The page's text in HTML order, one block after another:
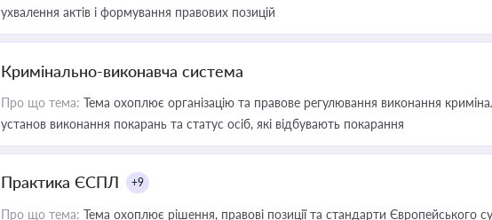
ухвалення актів і формування правових позицій
Кримінально-виконавча система
Про що тема: Тема охоплює організацію та правове регулювання виконання
установ виконання покарань та статус осіб, які відбувають покарання
Практика ЄСПЛ +9
Про що тема: Тема охоплює рішення, правові позиції та стандарти Європейського